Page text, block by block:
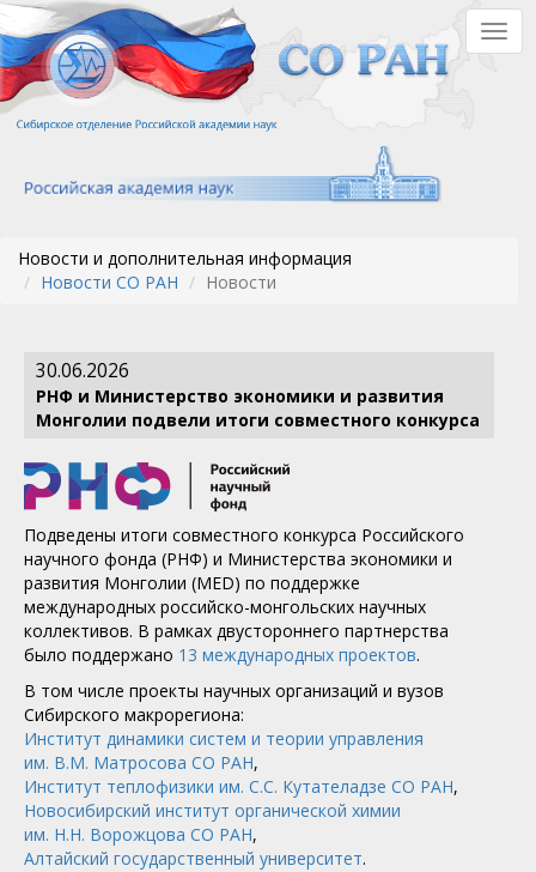
Перейти
к
основному
содержанию
Новости и дополнительная информация
Новости СО РАН
Новости
30.06.2026
РНФ и Министерство экономики и развития
Монголии подвели итоги совместного конкурса
Подведены итоги совместного конкурса Российского
научного фонда (РНФ) и Министерства экономики и
развития Монголии (MED) по поддержке
международных российско-монгольских научных
коллективов. В рамках двустороннего партнерства
было поддержано 13 международных проектов.
​В том числе проекты научных организаций и вузов
Сибирского макрорегиона:
Институт динамики систем и теории управления
им. В.М. Матросова СО РАН,
Институт теплофизики им. С.С. Кутателадзе СО РАН,
Новосибирский институт органической химии
им. Н.Н. Ворожцова СО РАН,
Алтайский государственный университет.